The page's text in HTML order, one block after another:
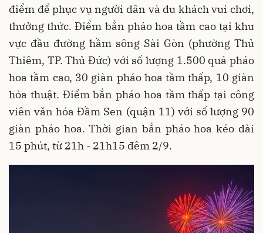
điểm để phục vụ người dân và du khách vui chơi,
thưởng thức. Điểm bắn pháo hoa tầm cao tại khu
vực đầu đường hầm sông Sài Gòn (phường Thủ
Thiêm, TP. Thủ Đức) với số lượng 1.500 quả pháo
hoa tầm cao, 30 giàn pháo hoa tầm thấp, 10 giàn
hỏa thuật. Điểm bắn pháo hoa tầm thấp tại công
viên văn hóa Đầm Sen (quận 11) với số lượng 90
giàn pháo hoa. Thời gian bắn pháo hoa kéo dài
15 phút, từ 21h - 21h15 đêm 2/9.